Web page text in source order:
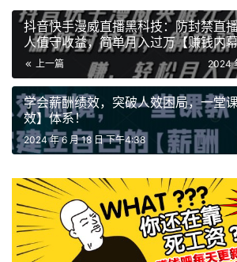
抖音快手漫威直播黑科技：防封禁直
人值守收益，简单月入过万【赚钱内
上一篇 2024
学会薪酬绩效，突破人效困局，一堂
效】体系！
2024 年 6 月 18 日 下午4:38